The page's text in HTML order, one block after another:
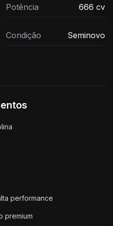
Potência 666 cv
Condição Seminovo
performance
premium